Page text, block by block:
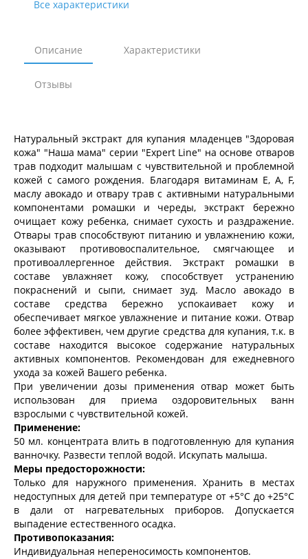
Все характеристики
Описание Характеристики
Отзывы
Натуральный экстракт для купания младенцев "Здоровая
кожа" "Наша мама" серии "Expert Line" на основе отваров
трав подходит малышам с чувствительной и проблемной
кожей с самого рождения. Благодаря витаминам Е, А, F,
маслу авокадо и отвару трав с активными натуральными
компонентами ромашки и череды, экстракт бережно
очищает кожу ребенка, снимает сухость и раздражение.
Отвары трав способствуют питанию и увлажнению кожи,
оказывают противовоспалительное, смягчающее и
противоаллергенное действия. Экстракт ромашки в
составе увлажняет кожу, способствует устранению
покраснений и сыпи, снимает зуд. Масло авокадо в
составе средства бережно успокаивает кожу и
обеспечивает мягкое увлажнение и питание кожи. Отвар
более эффективен, чем другие средства для купания, т.к. в
составе находится высокое содержание натуральных
активных компонентов. Рекомендован для ежедневного
ухода за кожей Вашего ребенка.
При увеличении дозы применения отвар может быть
использован для приема оздоровительных ванн
взрослыми с чувствительной кожей.
Применение:
50 мл. концентрата влить в подготовленную для купания
ванночку. Развести теплой водой. Искупать малыша.
Меры предосторожности:
Только для наружного применения. Хранить в местах
недоступных для детей при температуре от +5°С до +25°С
в дали от нагревательных приборов. Допускается
выпадение естественного осадка.
Противопоказания:
Индивидуальная непереносимость компонентов.